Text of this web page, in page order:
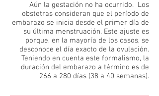
Aún la gestación no ha ocurrido. Los
obstetras consideran que el período de
embarazo se inicia desde el primer día de
su última menstruación. Este ajuste es
porque, en la mayoría de los casos, se
desconoce el día exacto de la ovulación.
Teniendo en cuenta este formalismo, la
duración del embarazo a término es de
266 a 280 días (38 a 40 semanas).